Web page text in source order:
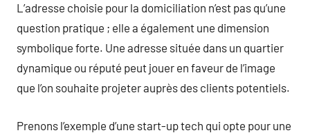
L’adresse choisie pour la domiciliation n’est pas qu’une
question pratique ; elle a également une dimension
symbolique forte. Une adresse située dans un quartier
dynamique ou réputé peut jouer en faveur de l’image
que l’on souhaite projeter auprès des clients potentiels.
Prenons l’exemple d’une start-up tech qui opte pour une